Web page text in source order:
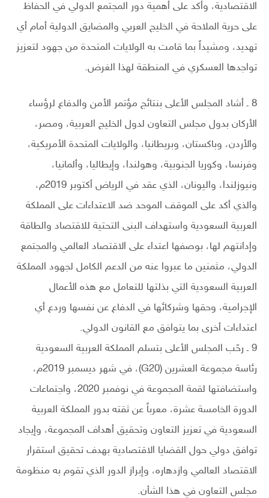
الاقتصادية، وأكد على أهمية دور المجتمع الدولي في الحفاظ
على حرية الملاحة في الخليج العربي والمضايق الدولية أمام أي
تهديد، ومشيداً بما قامت به الولايات المتحدة من جهود لتعزيز
تواجدها العسكري في المنطقة لهذا الغرض.
8 ـ أشاد المجلس الأعلى بنتائج مؤتمر الأمن والدفاع لرؤساء
الأركان بدول مجلس التعاون لدول الخليج العربية، ومصر،
والأردن، وباكستان، وبريطانيا، والولايات المتحدة الأمريكية،
وفرنسا، وكوريا الجنوبية، وهولندا، وإيطاليا، وألمانيا،
ونيوزلندا، واليونان، الذي عقد في الرياض أكتوبر 2019م،
والذي أكد على الموقف الموحد ضد الاعتداءات على المملكة
العربية السعودية واستهداف البنى التحتية للاقتصاد والطاقة
وإدانتهم لها، بوصفها اعتداء على الاقتصاد العالمي والمجتمع
الدولي، مثمنين ما عبروا عنه من الدعم الكامل لجهود المملكة
العربية السعودية التي بذلتها للتعامل مع هذه الأعمال
الإجرامية، وحقها وشركائها في الدفاع عن نفسها وردع أي
اعتداءات أخرى بما يتوافق مع القانون الدولي.
9 ـ رحّب المجلس الأعلى بتسلم المملكة العربية السعودية
رئاسة مجموعة العشرين (G20)، في شهر ديسمبر 2019م،
واستضافتها لقمة المجموعة في نوفمبر 2020، واجتماعات
الدورة الخامسة عشرة، معرباً عن ثقته بدور المملكة العربية
السعودية في تعزيز التعاون وتحقيق أهداف المجموعة، وإيجاد
توافق دولي حول القضايا الاقتصادية بهدف تحقيق استقرار
الاقتصاد العالمي وازدهاره، وإبراز الدور الذي تقوم به منظومة
مجلس التعاون في هذا الشأن.